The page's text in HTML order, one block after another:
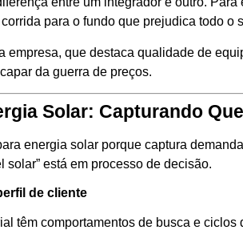
para o fundo que prejudica todo o
empresa, que destaca qualidade de
da guerra de preços.
Solar: Capturando
energia solar porque captura
solar” está em processo de decisão.
de cliente
têm comportamentos de busca e ciclos